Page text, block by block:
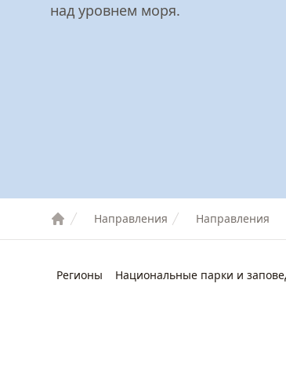
над уровнем моря.
Направления Направления
Регионы Национальные парки и